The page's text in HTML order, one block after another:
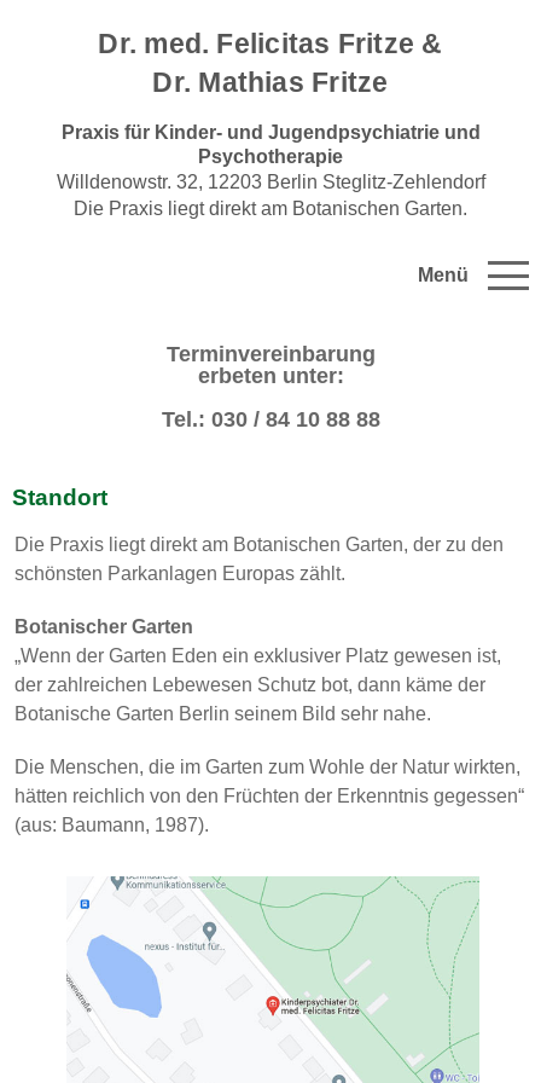
Dr. med. Felicitas Fritze &
Dr. Mathias Fritze
Praxis für Kinder- und Jugendpsychiatrie und
Psychotherapie
Willdenowstr. 32, 12203 Berlin Steglitz-Zehlendorf
Die Praxis liegt direkt am Botanischen Garten.
Menü
Terminvereinbarung
erbeten unter:
Tel.: 030 / 84 10 88 88
Standort
Die Praxis liegt direkt am Botanischen Garten, der zu den
schönsten Parkanlagen Europas zählt.
Botanischer Garten
„Wenn der Garten Eden ein exklusiver Platz gewesen ist,
der zahlreichen Lebewesen Schutz bot, dann käme der
Botanische Garten Berlin seinem Bild sehr nahe.
Die Menschen, die im Garten zum Wohle der Natur wirkten,
hätten reichlich von den Früchten der Erkenntnis gegessen“
(aus: Baumann, 1987).